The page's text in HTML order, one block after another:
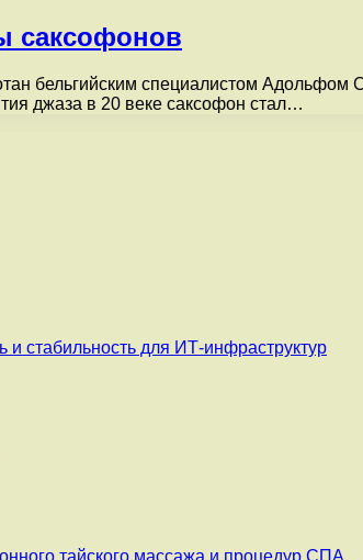
саксофонов
бельгийским специалистом Адольфом
джаза в 20 веке саксофон стал…
стабильность для ИТ-инфраструктур
тайского массажа и процедур СПА